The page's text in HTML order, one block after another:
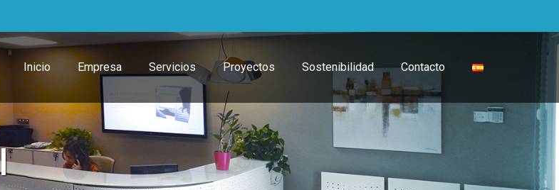
Inicio Empresa Servicios Proyectos Sostenibilidad Contacto